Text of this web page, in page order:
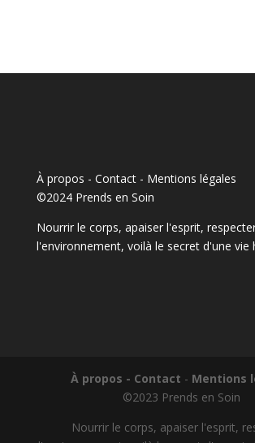
À propos - Contact- Mentions légales
©2024 Prends en Soin
Nourrir le corps, apaiser l'esprit,
l'environnement, voilà le secret d'une vie
À propos - Contact - Mentions
©2023 Prends en Soin
Nourrir le corps, apaiser l'esprit,